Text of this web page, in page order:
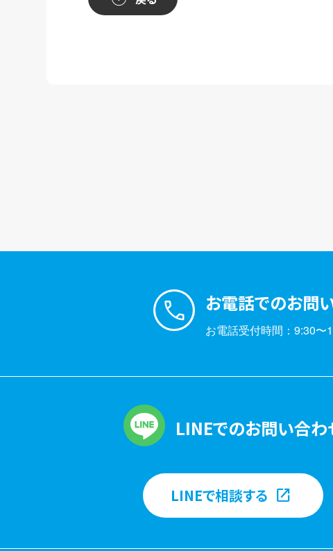
お電話でのお問
お電話受付時間：9:30〜
LINEでのお問い合わ
LINEで相談する